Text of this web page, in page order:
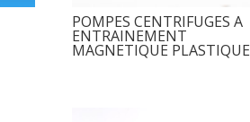
POMPES CENTRIFUGES A
ENTRAINEMENT
MAGNETIQUE PLASTIQUE